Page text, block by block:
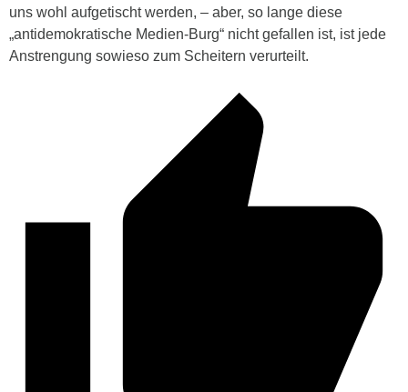
uns wohl aufgetischt werden, – aber, so lange diese
„antidemokratische Medien-Burg“ nicht gefallen ist, ist jede
Anstrengung sowieso zum Scheitern verurteilt.